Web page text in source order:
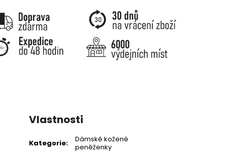
Vlastnosti
Kategorie:
Dámské kožené
peněženky